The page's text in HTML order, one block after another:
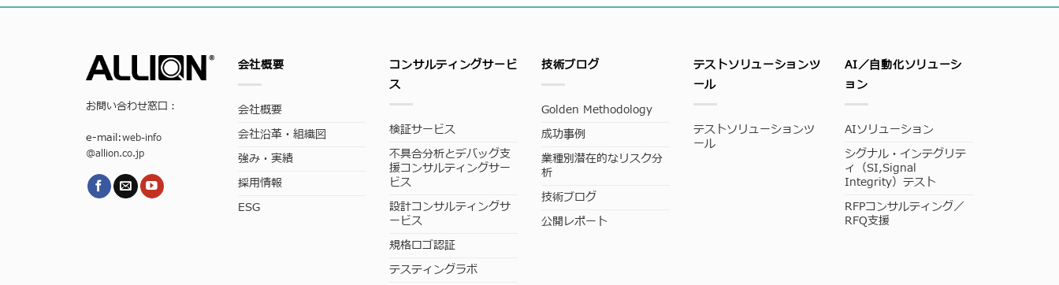
お問い合わせ窓口：
e-mail:web-info
@allion.co.jp
会社概要
会社概要
会社沿革・組織図
強み・実績
採用情報
ESG
コンサルティングサービ
ス
検証サービス
不具合分析とデバッグ支
援コンサルティングサー
ビス
設計コンサルティングサ
ービス
規格ロゴ認証
テスティングラボ
技術ブログ
Golden Methodology
成功事例
業種別潜在的なリスク分
析
技術ブログ
公開レポート
テストソリューションツ
ール
テストソリューションツ
ール
AI／自動化ソリューシ
ョン
AIソリューション
シグナル・インテグリテ
ィ（SI,Signal
Integrity）テスト
RFPコンサルティング／
RFQ支援